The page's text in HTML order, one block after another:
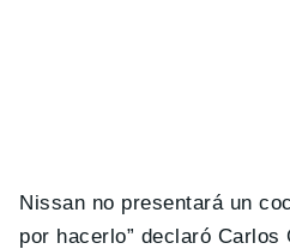
Nissan no presentará un
por hacerlo” declaró